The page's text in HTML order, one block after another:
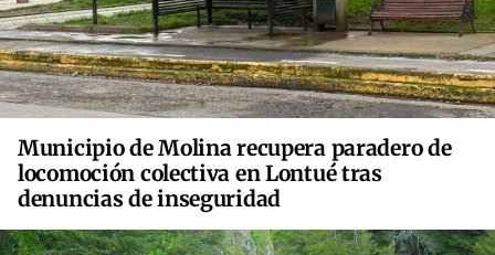
Municipio de Molina recupera paradero de
locomoción colectiva en Lontué tras
denuncias de inseguridad